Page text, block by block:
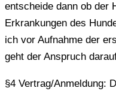
entscheide dann ob der
Erkrankungen des
ich vor Aufnahme der
geht der Anspruch
§4 Vertrag/Anmeldung: